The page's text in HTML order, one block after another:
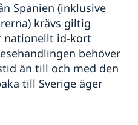
Spanien (inklusive
krävs giltig
nationellt id-kort
behöver
än till och med den
till Sverige äger